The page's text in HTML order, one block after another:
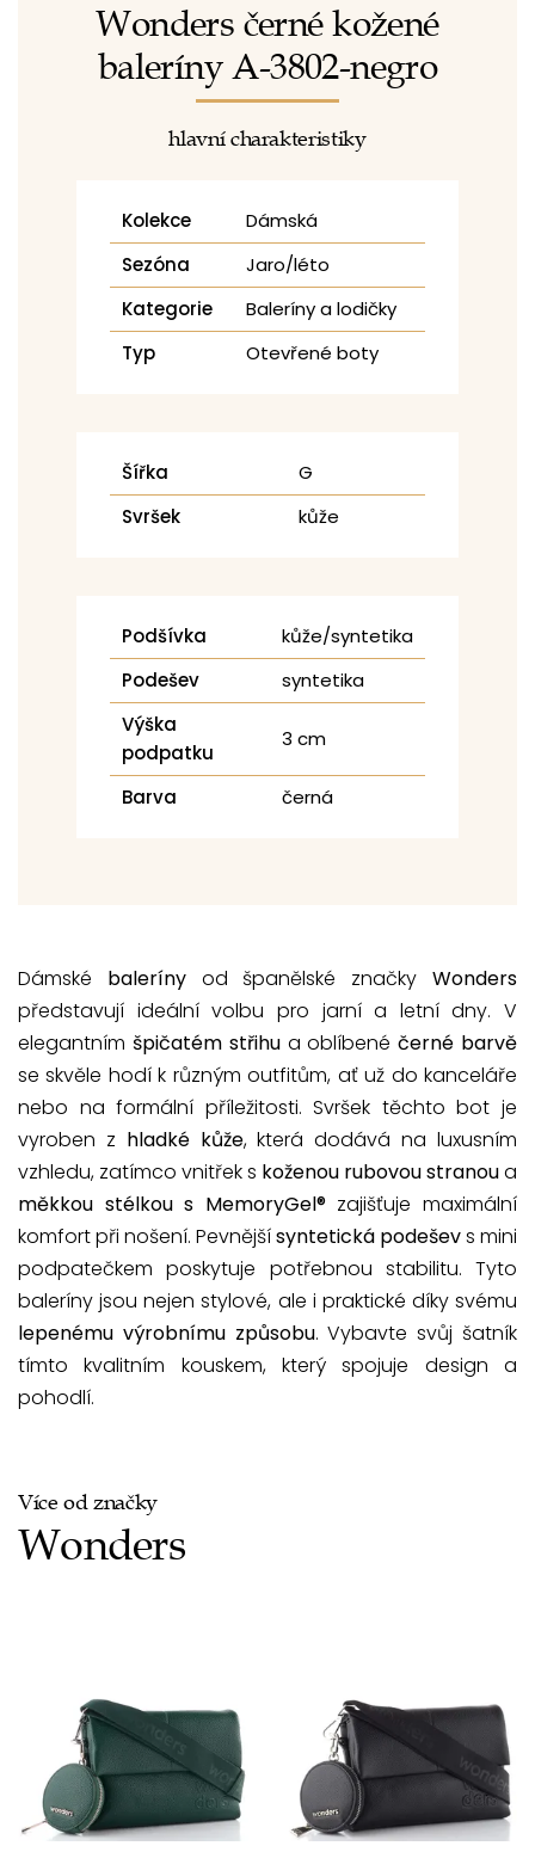
Wonders černé kožené
baleríny A-3802-negro
hlavní charakteristiky
Kolekce
Dámská
Sezóna
Jaro/léto
Kategorie
Baleríny a lodičky
Typ
Otevřené boty
Šířka
G
Svršek
kůže
Podšívka
kůže/syntetika
Podešev
syntetika
Výška
podpatku
3 cm
Barva černá
Dámské balerínyod španělské značkyWonders
představují ideální volbu pro jarní a letní dny. V
elegantním špičatém střihua oblíbenéčerné barvě
se skvěle hodí k různým outfitům, ať už do kanceláře
nebo na formální příležitosti. Svršek těchto bot je
vyroben z hladké kůže, která dodává na luxusním
vzhledu, zatímco vnitřek s koženou rubovou stranoua
měkkou stélkou s MemoryGel®zajišťuje maximální
komfort při nošení. Pevnějšísyntetická podeševs mini
podpatečkem poskytuje potřebnou stabilitu. Tyto
baleríny jsou nejen stylové, ale i praktické díky svému
lepenému výrobnímu způsobu. Vybavte svůj šatník
tímto kvalitním kouskem, který spojuje design a
pohodlí.
Více od značky
Wonders